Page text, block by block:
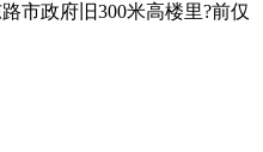
市政府旧300米高楼里?前仅